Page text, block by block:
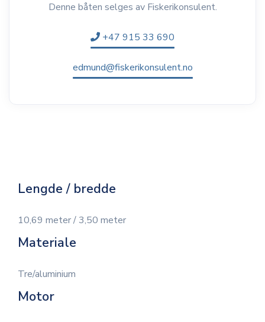
Denne båten selges av Fiskerikonsulent.
+47 915 33 690
edmund@fiskerikonsulent.no
Lengde / bredde
10,69 meter / 3,50 meter
Materiale
Tre/aluminium
Motor